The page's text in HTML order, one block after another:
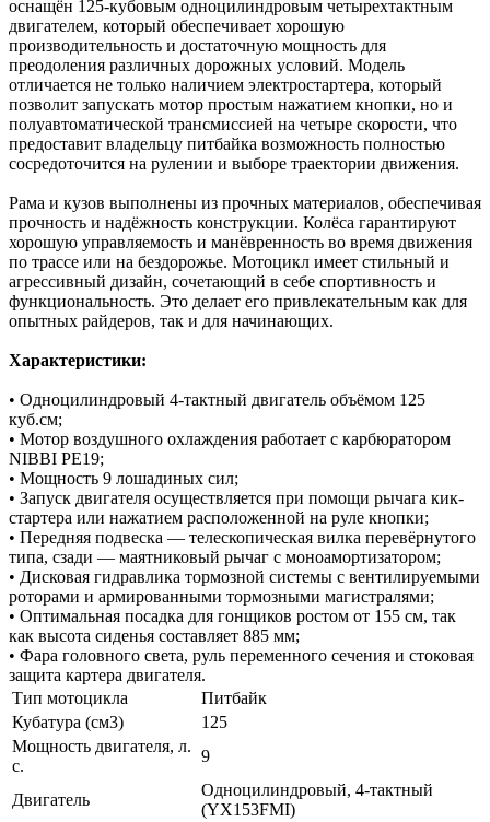
оснащён 125-кубовым одноцилиндровым четырехтактным
двигателем, который обеспечивает хорошую
производительность и достаточную мощность для
преодоления различных дорожных условий. Модель
отличается не только наличием электростартера, который
позволит запускать мотор простым нажатием кнопки, но и
полуавтоматической трансмиссией на четыре скорости, что
предоставит владельцу питбайка возможность полностью
сосредоточится на рулении и выборе траектории движения.
Рама и кузов выполнены из прочных материалов, обеспечивая
прочность и надёжность конструкции. Колёса гарантируют
хорошую управляемость и манёвренность во время движения
по трассе или на бездорожье. Мотоцикл имеет стильный и
агрессивный дизайн, сочетающий в себе спортивность и
функциональность. Это делает его привлекательным как для
опытных райдеров, так и для начинающих.
Характеристики:
• Одноцилиндровый 4-тактный двигатель объёмом 125
куб.см;
• Мотор воздушного охлаждения работает с карбюратором
NIBBI PE19;
• Мощность 9 лошадиных сил;
• Запуск двигателя осуществляется при помощи рычага кик-
стартера или нажатием расположенной на руле кнопки;
• Передняя подвеска — телескопическая вилка перевёрнутого
типа, сзади — маятниковый рычаг с моноамортизатором;
• Дисковая гидравлика тормозной системы с вентилируемыми
роторами и армированными тормозными магистралями;
• Оптимальная посадка для гонщиков ростом от 155 см, так
как высота сиденья составляет 885 мм;
• Фара головного света, руль переменного сечения и стоковая
защита картера двигателя.
Тип мотоцикла
Питбайк
Кубатура (см3)
125
Мощность двигателя, л.
с.
9
Двигатель
Одноцилиндровый, 4-тактный
(YX153FMI)